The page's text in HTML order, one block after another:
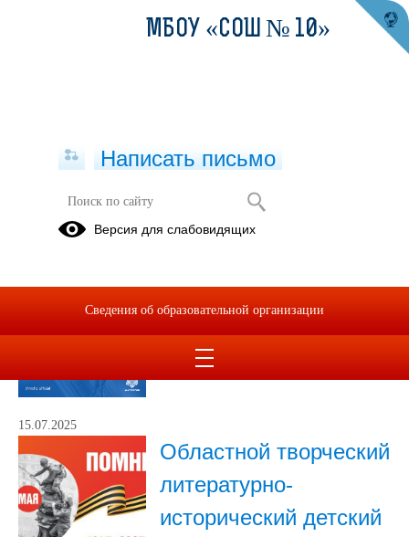
Публикации за Июль 2025
Осторожно, клещ!
Просмотров всего: , сегодня
15.07.2025
Областной творческий
литературно-
исторический детский
МБОУ «СОШ № 10»
Написать письмо
Версия для слабовидящих
Сведения об образовательной организации